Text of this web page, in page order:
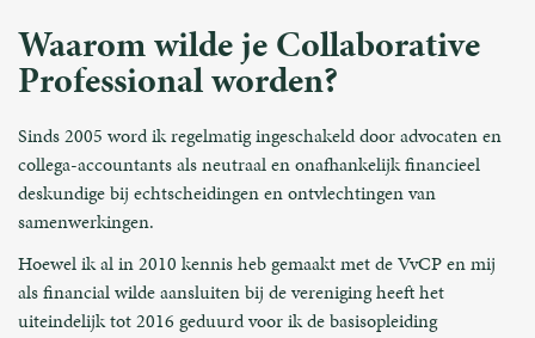
Waarom wilde je Collaborative
Professional worden?
Sinds 2005 word ik regelmatig ingeschakeld door advocaten en
collega-accountants als neutraal en onafhankelijk financieel
deskundige bij echtscheidingen en ontvlechtingen van
samenwerkingen.
Hoewel ik al in 2010 kennis heb gemaakt met de VvCP en mij
als financial wilde aansluiten bij de vereniging heeft het
uiteindelijk tot 2016 geduurd voor ik de basisopleiding